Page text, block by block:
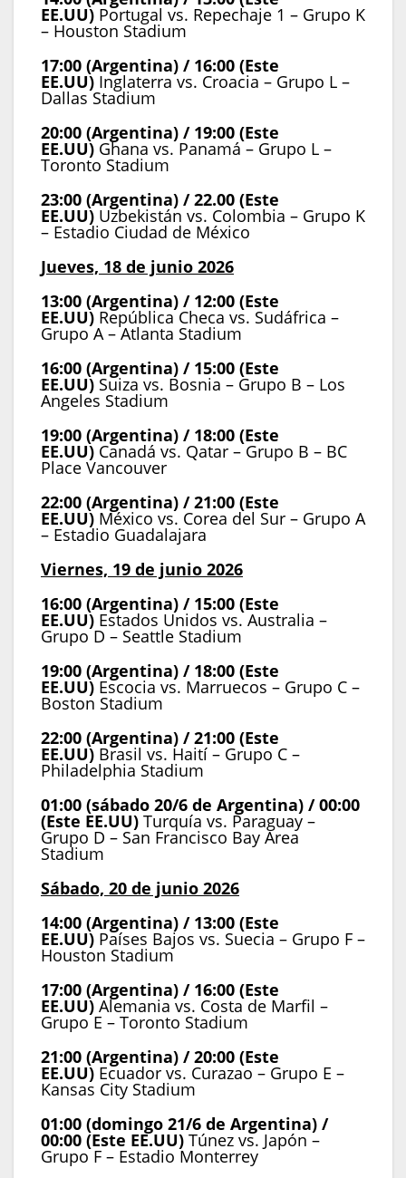
EE.UU) Portugal vs. Repechaje 1 – Grupo K
– Houston Stadium
17:00 (Argentina) / 16:00 (Este
EE.UU) Inglaterra vs. Croacia – Grupo L –
Dallas Stadium
20:00 (Argentina) / 19:00 (Este
EE.UU) Ghana vs. Panamá – Grupo L –
Toronto Stadium
23:00 (Argentina) / 22.00 (Este
EE.UU) Uzbekistán vs. Colombia – Grupo K
– Estadio Ciudad de México
Jueves, 18 de junio 2026
13:00 (Argentina) / 12:00 (Este
EE.UU) República Checa vs. Sudáfrica –
Grupo A – Atlanta Stadium
16:00 (Argentina) / 15:00 (Este
EE.UU) Suiza vs. Bosnia – Grupo B – Los
Angeles Stadium
19:00 (Argentina) / 18:00 (Este
EE.UU) Canadá vs. Qatar – Grupo B – BC
Place Vancouver
22:00 (Argentina) / 21:00 (Este
EE.UU) México vs. Corea del Sur – Grupo A
– Estadio Guadalajara
Viernes, 19 de junio 2026
16:00 (Argentina) / 15:00 (Este
EE.UU) Estados Unidos vs. Australia –
Grupo D – Seattle Stadium
19:00 (Argentina) / 18:00 (Este
EE.UU) Escocia vs. Marruecos – Grupo C –
Boston Stadium
22:00 (Argentina) / 21:00 (Este
EE.UU) Brasil vs. Haití – Grupo C –
Philadelphia Stadium
01:00 (sábado 20/6 de Argentina) / 00:00
(Este EE.UU) Turquía vs. Paraguay –
Grupo D – San Francisco Bay Area
Stadium
Sábado, 20 de junio 2026
14:00 (Argentina) / 13:00 (Este
EE.UU) Países Bajos vs. Suecia – Grupo F –
Houston Stadium
17:00 (Argentina) / 16:00 (Este
EE.UU) Alemania vs. Costa de Marfil –
Grupo E – Toronto Stadium
21:00 (Argentina) / 20:00 (Este
EE.UU) Ecuador vs. Curazao – Grupo E –
Kansas City Stadium
01:00 (domingo 21/6 de Argentina) /
00:00 (Este EE.UU) Túnez vs. Japón –
Grupo F – Estadio Monterrey